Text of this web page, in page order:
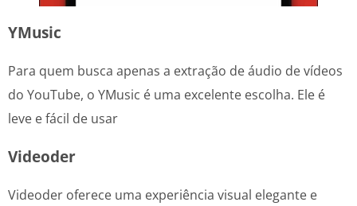
YMusic
Para quem busca apenas a extração de áudio de vídeos
do YouTube, o YMusic é uma excelente escolha. Ele é
leve e fácil de usar
Videoder
Videoder oferece uma experiência visual elegante e